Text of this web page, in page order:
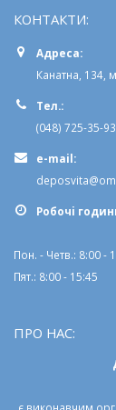
КОНТАКТИ:
Адреса:
Канатна, 134,
Тел.:
(048) 725-35-93
e-mail:
Робочi
Пон. - Четв.: 8:00 -
Пят.: 8:00 - 15:45
ПРО НАС: